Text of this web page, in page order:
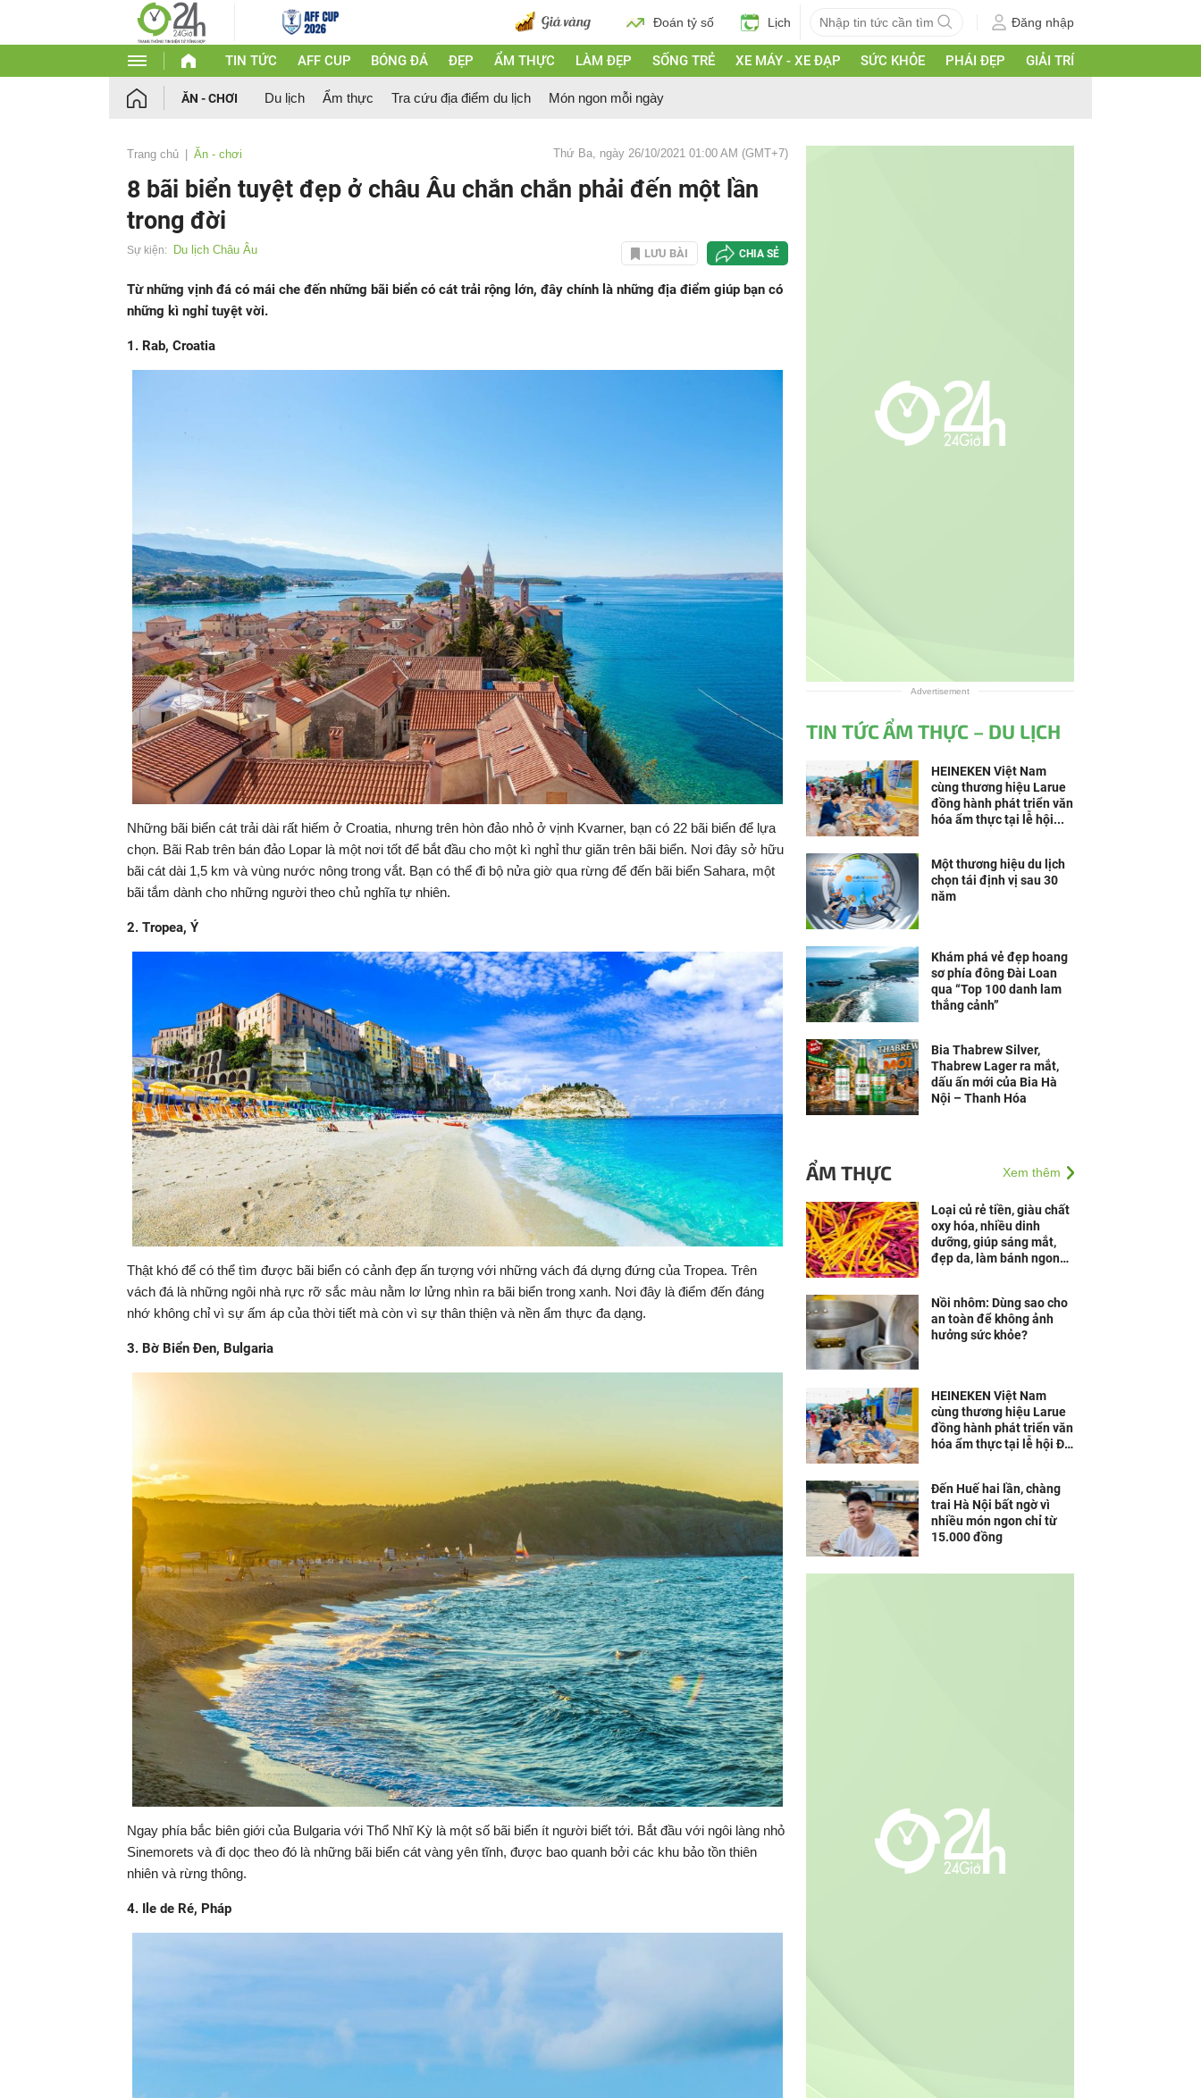
Đoán tỷ số Lịch Đăng nhập
TIN TỨC AFF CUP BÓNG ĐÁ ĐẸP ẨM THỰC LÀM ĐẸP SỐNG TRẺ XE MÁY - XE ĐẠP SỨC KHỎE PHÁI ĐẸP GIẢI TRÍ
ĂN - CHƠI Du lịch Ẩm thực Tra cứu địa điểm du lịch Món ngon mỗi ngày
Trang chủ Ăn - chơi Thứ Ba, ngày 26/10/2021 01:00 AM (GMT+7)
8 bãi biển tuyệt đẹp ở châu Âu chắn chắn phải đến một lần
trong đời
Sự kiện: Du lịch Châu Âu LƯU BÀI CHIA SẺ
Từ những vịnh đá có mái che đến những bãi biển có cát trải rộng lớn, đây chính là những địa điểm giúp bạn có
những kì nghỉ tuyệt vời.
1. Rab, Croatia
Những bãi biển cát trải dài rất hiếm ở Croatia, nhưng trên hòn đảo nhỏ ở vịnh Kvarner, bạn có 22 bãi biển để lựa
chọn. Bãi Rab trên bán đảo Lopar là một nơi tốt để bắt đầu cho một kì nghỉ thư giãn trên bãi biển. Nơi đây sở hữu
bãi cát dài 1,5 km và vùng nước nông trong vắt. Bạn có thể đi bộ nửa giờ qua rừng để đến bãi biển Sahara, một
bãi tắm dành cho những người theo chủ nghĩa tự nhiên.
2. Tropea, Ý
Thật khó để có thể tìm được bãi biển có cảnh đẹp ấn tượng với những vách đá dựng đứng của Tropea. Trên
vách đá là những ngôi nhà rực rỡ sắc màu nằm lơ lửng nhìn ra bãi biển trong xanh. Nơi đây là điểm đến đáng
nhớ không chỉ vì sự ấm áp của thời tiết mà còn vì sự thân thiện và nền ẩm thực đa dạng.
3. Bờ Biển Đen, Bulgaria
Ngay phía bắc biên giới của Bulgaria với Thổ Nhĩ Kỳ là một số bãi biển ít người biết tới. Bắt đầu với ngôi làng nhỏ
Sinemorets và đi dọc theo đó là những bãi biển cát vàng yên tĩnh, được bao quanh bởi các khu bảo tồn thiên
nhiên và rừng thông.
4. Ile de Ré, Pháp
Advertisement
TIN TỨC ẨM THỰC – DU LỊCH
HEINEKEN Việt Nam
cùng thương hiệu Larue
đồng hành phát triển văn
hóa ẩm thực tại lễ hội...
Một thương hiệu du lịch
chọn tái định vị sau 30
năm
Khám phá vẻ đẹp hoang
sơ phía đông Đài Loan
qua “Top 100 danh lam
thắng cảnh”
Bia Thabrew Silver,
Thabrew Lager ra mắt,
dấu ấn mới của Bia Hà
Nội – Thanh Hóa
ẨM THỰC Xem thêm
Loại củ rẻ tiền, giàu chất
oxy hóa, nhiều dinh
dưỡng, giúp sáng mắt,
đẹp da, làm bánh ngon
Nồi nhôm: Dùng sao cho
an toàn để không ảnh
hưởng sức khỏe?
HEINEKEN Việt Nam
cùng thương hiệu Larue
đồng hành phát triển văn
hóa ẩm thực tại lễ hội Đà
Đến Huế hai lần, chàng
trai Hà Nội bất ngờ vì
nhiều món ngon chỉ từ
15.000 đồng